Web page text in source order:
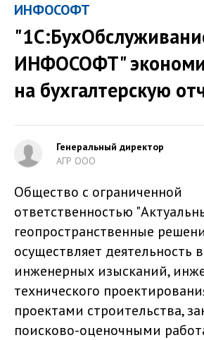
ИНФОСОФТ
ИНФОСОФТ"
на бухгалтерскую
Генеральный директор
АГР ООО
Общество с ограниченной
ответственностью
геопространственные
осуществляет деятельность
инженерных изысканий,
технического
проектами строительства,
поисково-оценочными